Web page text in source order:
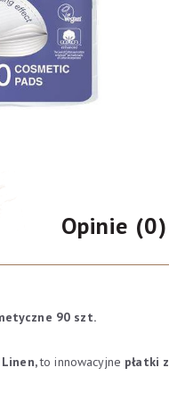
Opinie (0)
90 szt.
Linen,toinnowacyjne płatki